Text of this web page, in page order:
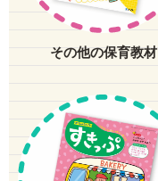
その他の保育教材